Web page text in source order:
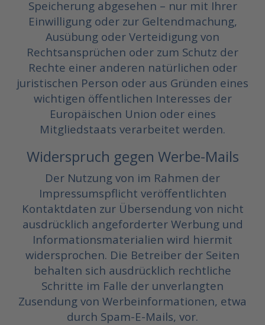
Speicherung abgesehen – nur mit Ihrer
Einwilligung oder zur Geltendmachung,
Ausübung oder Verteidigung von
Rechtsansprüchen oder zum Schutz der
Rechte einer anderen natürlichen oder
juristischen Person oder aus Gründen eines
wichtigen öffentlichen Interesses der
Europäischen Union oder eines
Mitgliedstaats verarbeitet werden.
Widerspruch gegen Werbe-Mails
Der Nutzung von im Rahmen der
Impressumspflicht veröffentlichten
Kontaktdaten zur Übersendung von nicht
ausdrücklich angeforderter Werbung und
Informationsmaterialien wird hiermit
widersprochen. Die Betreiber der Seiten
behalten sich ausdrücklich rechtliche
Schritte im Falle der unverlangten
Zusendung von Werbeinformationen, etwa
durch Spam-E-Mails, vor.